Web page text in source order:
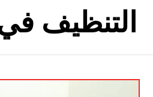
التنظيف